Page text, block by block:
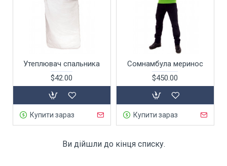
Утеплювач спальника
$42.00
Купити зараз
Сомнамбула меринос
$450.00
Купити зараз
Ви дійшли до кінця списку.